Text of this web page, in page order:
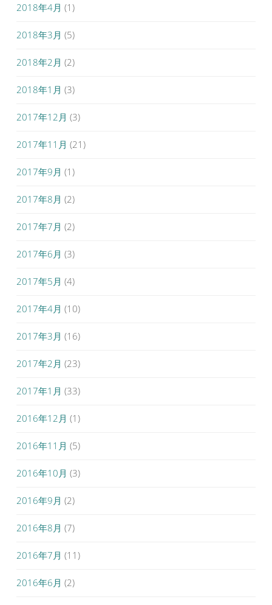
2018年4月 (1)
2018年3月 (5)
2018年2月 (2)
2018年1月 (3)
2017年12月 (3)
2017年11月 (21)
2017年9月 (1)
2017年8月 (2)
2017年7月 (2)
2017年6月 (3)
2017年5月 (4)
2017年4月 (10)
2017年3月 (16)
2017年2月 (23)
2017年1月 (33)
2016年12月 (1)
2016年11月 (5)
2016年10月 (3)
2016年9月 (2)
2016年8月 (7)
2016年7月 (11)
2016年6月 (2)